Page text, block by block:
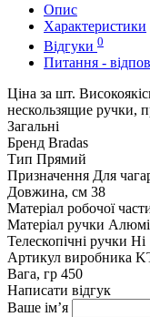
Опис
Характеристики
Відгуки 0
Питання -
Ціна за шт.
нескользящие ручки,
Загальні
Бренд Bradas
Тип Прямий
Призначення Для
Довжина, см 38
Матеріал робочої
Матеріал ручки
Телескопічні ручки Ні
Артикул виробника
Вага, гр 450
Написати відгук
Ваше ім’я